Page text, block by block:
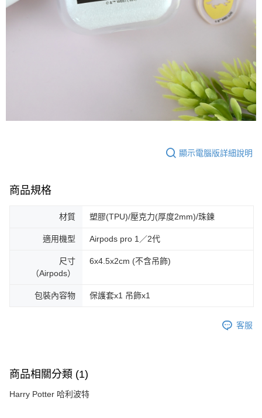
顯示電腦版詳細說明
商品規格
材質 塑膠(TPU)/壓克力(厚度2mm)/珠鍊
適用機型 Airpods pro 1／2代
尺寸
（Airpods）
6x4.5x2cm (不含吊飾)
包裝內容物 保護套x1 吊飾x1
客服
商品相關分類 (1)
Harry Potter 哈利波特